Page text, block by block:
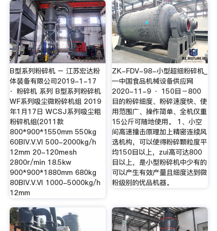
B型系列粉碎机 – 江苏宏达粉
体装备有限公司2019-1-17
· 粉碎机 系列 B型系列粉碎机
WF系列吸尘微粉碎机组 2019
年1月17日 WCSJ系列吸尘粗
粉碎机组(2011款
800*900*1550mm 550kg
60BIV.V.VI 500-2000kg/h
12mm 20-120mesh
2800r/min 18.5kw
900*900*1880mm 680kg
80BIV.V.VI 1000-5000kg/h
12mm
ZK-FDV-98-小型超细粉碎机_
—中国食品机械设备供应网
2020-11-9 · 150目－800
目的粉碎细度、粉碎速度快、使
用范围广、操作简单、全机仅重
15公斤可随地使用。 1、小空
间高速撞击原理加上精密连续风
选机构，可以使得粉碎颗粒度平
均150目以上，zui高可达800
目以上，是小型粉碎机中少有的
可以产生有效产量且细度达到微
粉级别的优品机器。